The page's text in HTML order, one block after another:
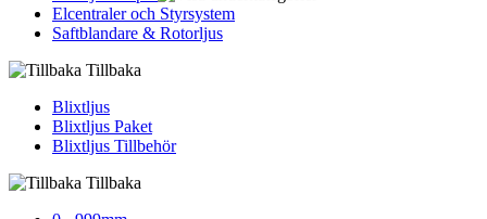
Elcentraler och Styrsystem
Saftblandare & Rotorljus
Tillbaka
Blixtljus
Blixtljus Paket
Blixtljus Tillbehör
Tillbaka